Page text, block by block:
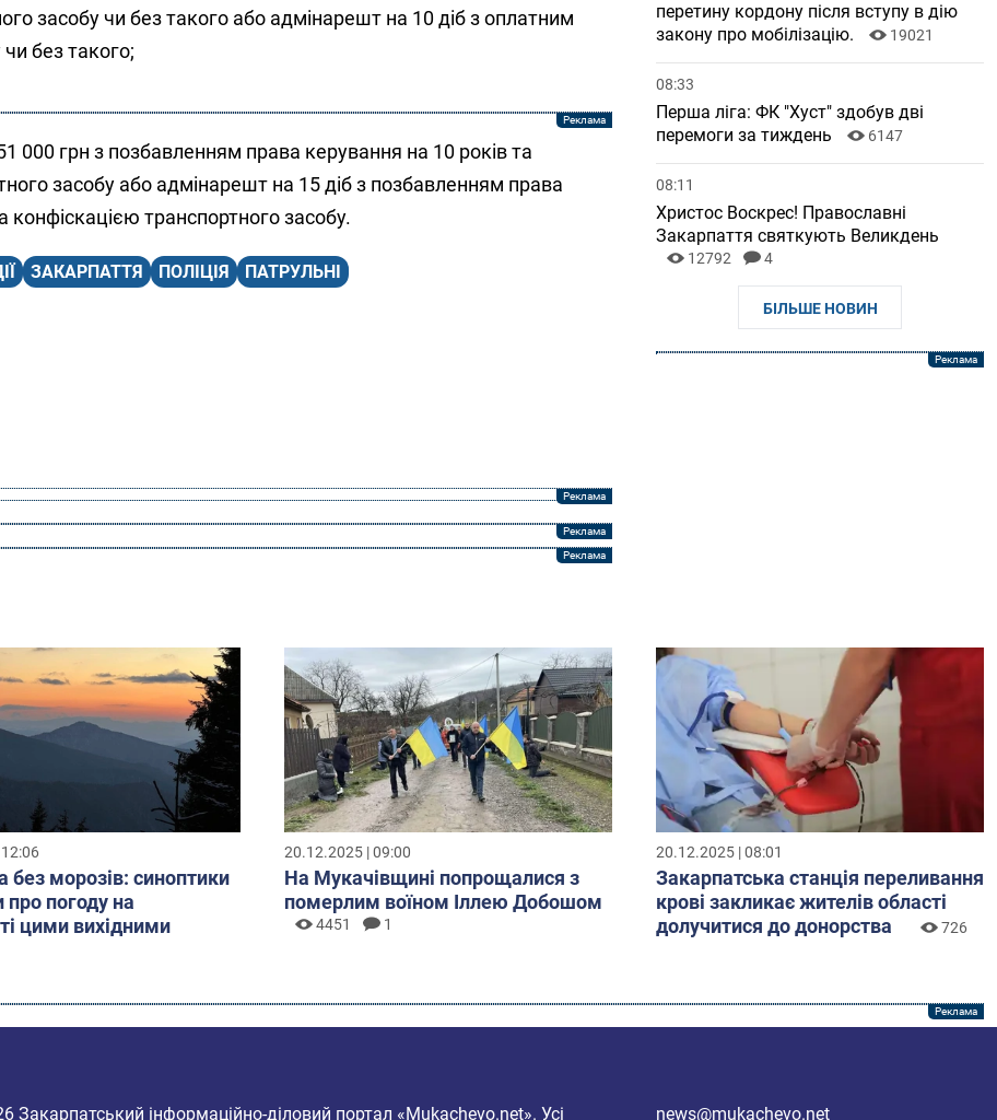
засобу чи без такого або адмінарешт на 10 діб з оплатним
без такого;
000 грн з позбавленням права керування на 10 років та
засобу або адмінарешт на 15 діб з позбавленням права
конфіскацією транспортного засобу.
ЗАКАРПАТТЯ ПОЛІЦІЯ ПАТРУЛЬНІ
перетину кордону після вступу в дію
закону про мобілізацію.
19021
08:33
Перша ліга: ФК "Хуст" здобув дві
перемоги за тиждень
6147
08:11
Христос Воскрес! Православні
Закарпаття святкують Великдень
12792 4
БІЛЬШЕ НОВИН
без морозів: синоптики
про погоду на
цими вихідними
20.12.2025 | 09:00
На Мукачівщині попрощалися з
померлим воїном Іллею Добошом
4451 1
20.12.2025 | 08:01
Закарпатська станція переливання
крові закликає жителів області
долучитися до донорства
726
Закарпатський інформаційно-діловий портал «Mukachevo.net». Усі news@mukachevo.net